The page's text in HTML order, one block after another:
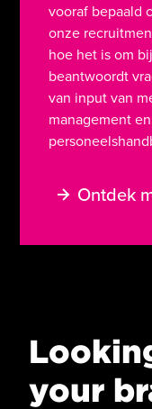
vooraf bepaald
onze
hoe het is om
beantwoordt
van input van
management
Ontdek
your